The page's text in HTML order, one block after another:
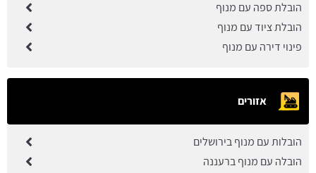
הובלת ספה עם מנוף
הובלת ציוד עם מנוף
פינוי דירה עם מנוף
אזורים
הובלות עם מנוף בירושלים
הובלה עם מנוף ברעננה